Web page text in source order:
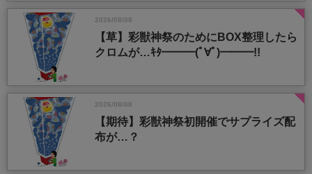
2026/08/08
【草】彩獣神祭のためにBOX整理したら
クロムが…ｷﾀ━━━(ﾟ∀ﾟ)━━━!!
2026/08/08
【期待】彩獣神祭初開催でサプライズ配
布が…？